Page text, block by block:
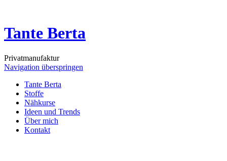
Tante Berta
Privatmanufaktur
Navigation überspringen
Tante Berta
Stoffe
Nähkurse
Ideen und Trends
Über mich
Kontakt